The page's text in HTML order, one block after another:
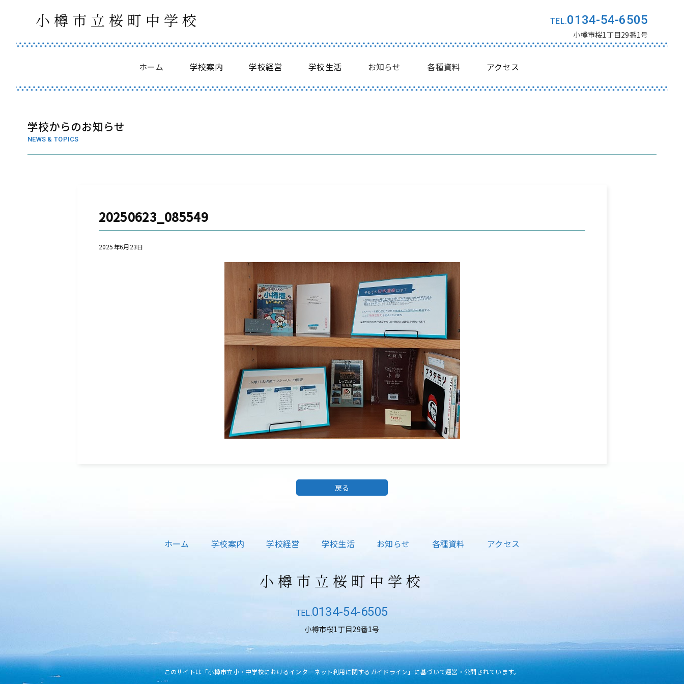
小樽市立桜町中学校
ホーム 学校案内 学校経営 学校生活 お知らせ 各種資料 アクセス
0134-54-6505
小樽市桜1丁目29番1号
学校からのお知らせ
NEWS & TOPICS
20250623_085549
2025年6月23日
戻る
ホーム 学校案内 学校経営 学校生活 お知らせ 各種資料 アクセス
小樽市立桜町中学校
0134-54-6505
小樽市桜1丁目29番1号
このサイトは「小樽市立小・中学校におけるインターネット利用に関するガイドライン」に基づいて運営・公開されています。